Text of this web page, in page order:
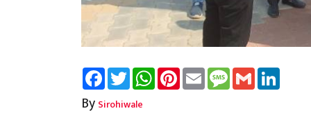
FacebookTwitterWhatsAppPinterest
Email Message
Gmail
By Sirohiwale